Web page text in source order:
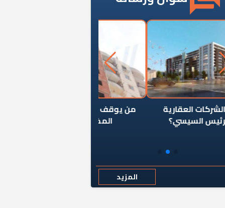
من يوقف سرطان الأبراج السكنية
المخالفة ياحكومة؟
المزيد